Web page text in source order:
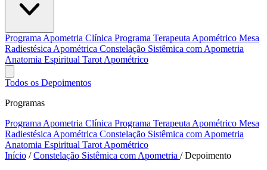
Programa Apometria Clínica Programa Terapeuta Apométrico Mesa
Radiestésica Apométrica Constelação Sistêmica com Apometria
Anatomia Espiritual Tarot Apométrico
Todos os Depoimentos
Programas
Programa Apometria Clínica Programa Terapeuta Apométrico Mesa
Radiestésica Apométrica Constelação Sistêmica com Apometria
Anatomia Espiritual Tarot Apométrico
Início / Constelação Sistêmica com Apometria / Depoimento